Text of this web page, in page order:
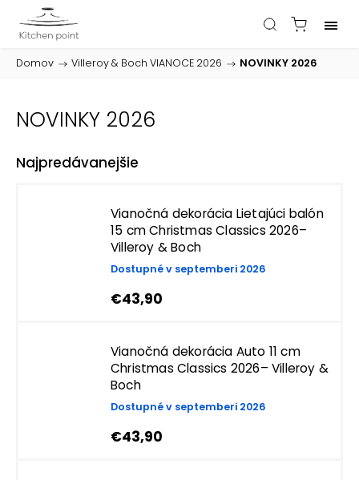
Domov / Villeroy & Boch VIANOCE 2026 / NOVINKY 2026
NOVINKY 2026
Najpredávanejšie
Vianočná dekorácia Lietajúci balón
15 cm Christmas Classics 2026–
Villeroy & Boch
Dostupné v septemberi 2026
€43,90
Vianočná dekorácia Auto 11 cm
Christmas Classics 2026– Villeroy &
Boch
Dostupné v septemberi 2026
€43,90